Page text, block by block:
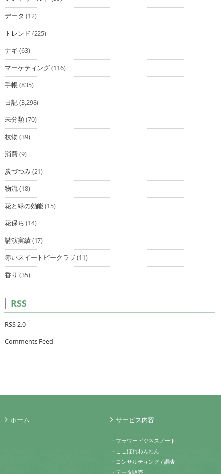
データ (12)
トレンド (225)
ナギ(63)
マーケティング(116)
手帳(835)
日記(3,298)
未分類(70)
枝物 (39)
消費(9)
炭づつみ(21)
物流(18)
花と緑の効能(15)
花保ち (14)
講演実績(17)
赤いスイートピークラブ(11)
香り (35)
RSS
RSS 2.0
Comments Feed
ホーム サービス内容
・フラワービジネスノート
・ここほれわんわん
・コンサルティング / 調査
・データ販売